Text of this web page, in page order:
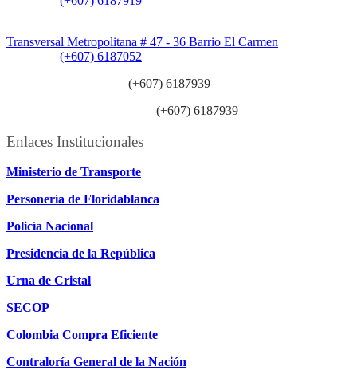
Transversal Metropolitana # 47 - 36 Barrio El Carmen
(+607) 6187052
(+607) 6187939
(+607) 6187939
Enlaces Institucionales
Ministerio de Transporte
Personería de Floridablanca
Policía Nacional
Presidencia de la República
Urna de Cristal
SECOP
Colombia Compra Eficiente
Contraloría General de la Nación